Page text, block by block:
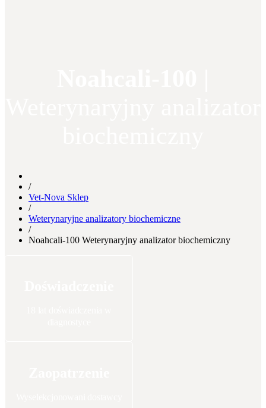
/
Vet-Nova Sklep
/
Weterynaryjne analizatory biochemiczne
/
Noahcali-100 Weterynaryjny analizator biochemiczny